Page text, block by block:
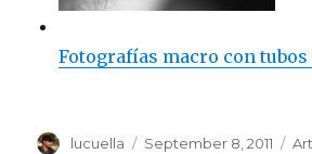
Fotografías macro con
Author
lucuella
Posted
September 8, 2011